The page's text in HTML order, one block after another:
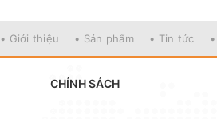
• Giới thiệu • Sản phẩm • Tin tức
CHÍNH SÁCH